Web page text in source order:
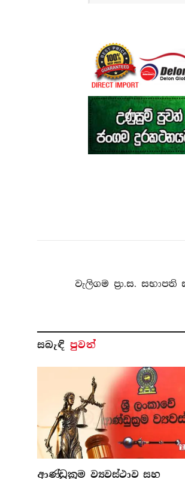
වැලිගම ප්‍රා.ස.
සබැ​ඳි පුවත්
ආණ්ඩුක්‍රම ව්‍යවස්ථාව සහ